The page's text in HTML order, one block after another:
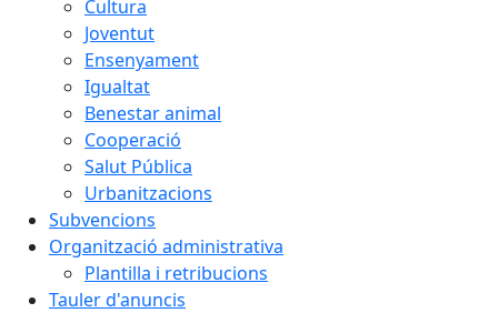
Cultura
Joventut
Ensenyament
Igualtat
Benestar animal
Cooperació
Salut Pública
Urbanitzacions
Subvencions
Organització administrativa
Plantilla i retribucions
Tauler d'anuncis